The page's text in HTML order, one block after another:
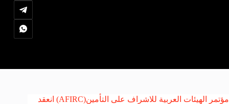
مؤتمر الهيئات العربية للاشراف على التأمين(AFIRC) انعقد